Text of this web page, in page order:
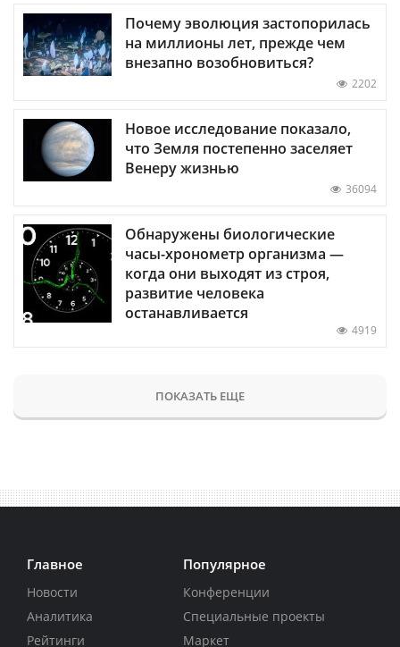
Почему эволюция застопорилась
на миллионы лет, прежде чем
внезапно возобновиться?
2202
Новое исследование показало,
что Земля постепенно заселяет
Венеру жизнью
36094
Обнаружены биологические
часы-хронометр организма —
когда они выходят из строя,
развитие человека
останавливается
4919
ПОКАЗАТЬ ЕЩЕ
Главное
Новости
Аналитика
Рейтинги
Популярное
Конференции
Специальные проекты
Маркет